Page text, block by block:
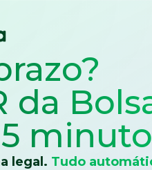
da
legal. Tudo